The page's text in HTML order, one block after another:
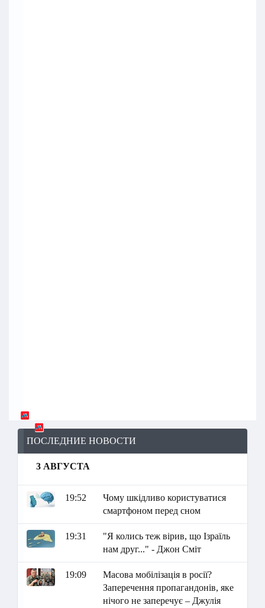
ПОСЛЕДНИЕ НОВОСТИ
3 АВГУСТА
19:52
Чому шкідливо користуватися
смартфоном перед сном
19:31
"Я колись теж вірив, що Ізраїль
нам друг..." - Джон Сміт
19:09
Масова мобілізація в росії?
Заперечення пропагандонів, яке
нічого не заперечує – Джулія